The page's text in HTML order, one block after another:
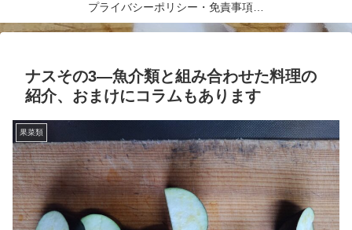
プライバシーポリシー・免責事項など
ナスその3―魚介類と組み合わせた料理の
紹介、おまけにコラムもあります
果菜類